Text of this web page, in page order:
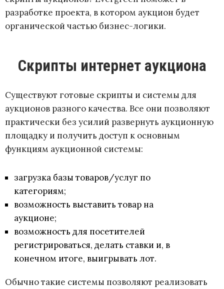
разработке проекта, в котором аукцион будет
органической частью бизнес-логики.
Скрипты интернет аукциона
Существуют готовые скрипты и системы для
аукционов разного качества. Все они позволяют
практически без усилий развернуть аукционную
площадку и получить доступ к основным
функциям аукционной системы:
загрузка базы товаров/услуг по
категориям;
возможность выставить товар на
аукционе;
возможность для посетителей
регистрироваться, делать ставки и, в
конечном итоге, выигрывать лот.
Обычно такие системы позволяют реализовать